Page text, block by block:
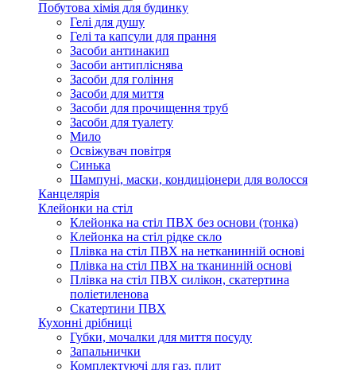
Побутова хімія для будинку
Гелі для душу
Гелі та капсули для прання
Засоби антинакип
Засоби антипліснява
Засоби для гоління
Засоби для миття
Засоби для прочищення труб
Засоби для туалету
Мило
Освіжувач повітря
Синька
Шампуні, маски, кондиціонери для волосся
Канцелярія
Клейонки на стіл
Клейонка на стіл ПВХ без основи (тонка)
Клейонка на стіл рідке скло
Плівка на стіл ПВХ на нетканинній основі
Плівка на стіл ПВХ на тканинній основі
Плівка на стіл ПВХ силікон, скатертина
поліетиленова
Скатертини ПВХ
Кухонні дрібниці
Губки, мочалки для миття посуду
Запальнички
Комплектуючі для газ. плит